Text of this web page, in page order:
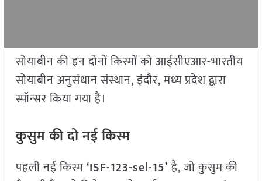
सोयाबीन की इन दोनों किस्मों को आईसीएआर-भारतीय
सोयाबीन अनुसंधान संस्थान, इंदौर, मध्य प्रदेश द्वारा
स्पॉन्सर किया गया है।
कुसुम की दो नई किस्म
पहली नई किस्म‘ISF-123-sel-15’है, जो कुसुम की